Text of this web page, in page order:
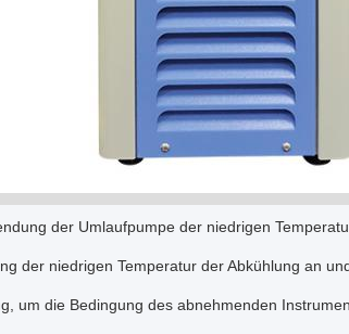
der Umlaufpumpe der niedrigen
der niedrigen Temperatur der Abkühlung an
um die Bedingung des abnehmenden